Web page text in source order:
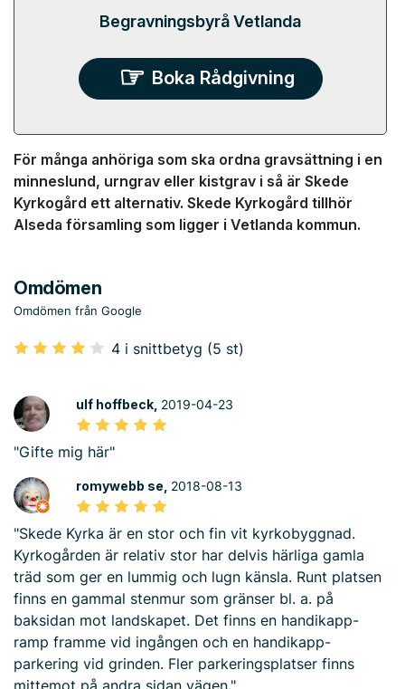
Begravningsbyrå Vetlanda
Boka Rådgivning
För många anhöriga som ska ordna gravsättning i en
minneslund, urngrav eller kistgrav i så är Skede
Kyrkogård ett alternativ. Skede Kyrkogård tillhör
Alseda församling som ligger i Vetlanda kommun.
Omdömen
Omdömen från Google
4 i snittbetyg (5 st)
ulf hoffbeck, 2019-04-23
"Gifte mig här"
romywebb se, 2018-08-13
"Skede Kyrka är en stor och fin vit kyrkobyggnad.
Kyrkogården är relativ stor har delvis härliga gamla
träd som ger en lummig och lugn känsla. Runt platsen
finns en gammal stenmur som gränser bl. a. på
baksidan mot landskapet. Det finns en handikapp-
ramp framme vid ingången och en handikapp-
parkering vid grinden. Fler parkeringsplatser finns
mittemot på andra sidan vägen."